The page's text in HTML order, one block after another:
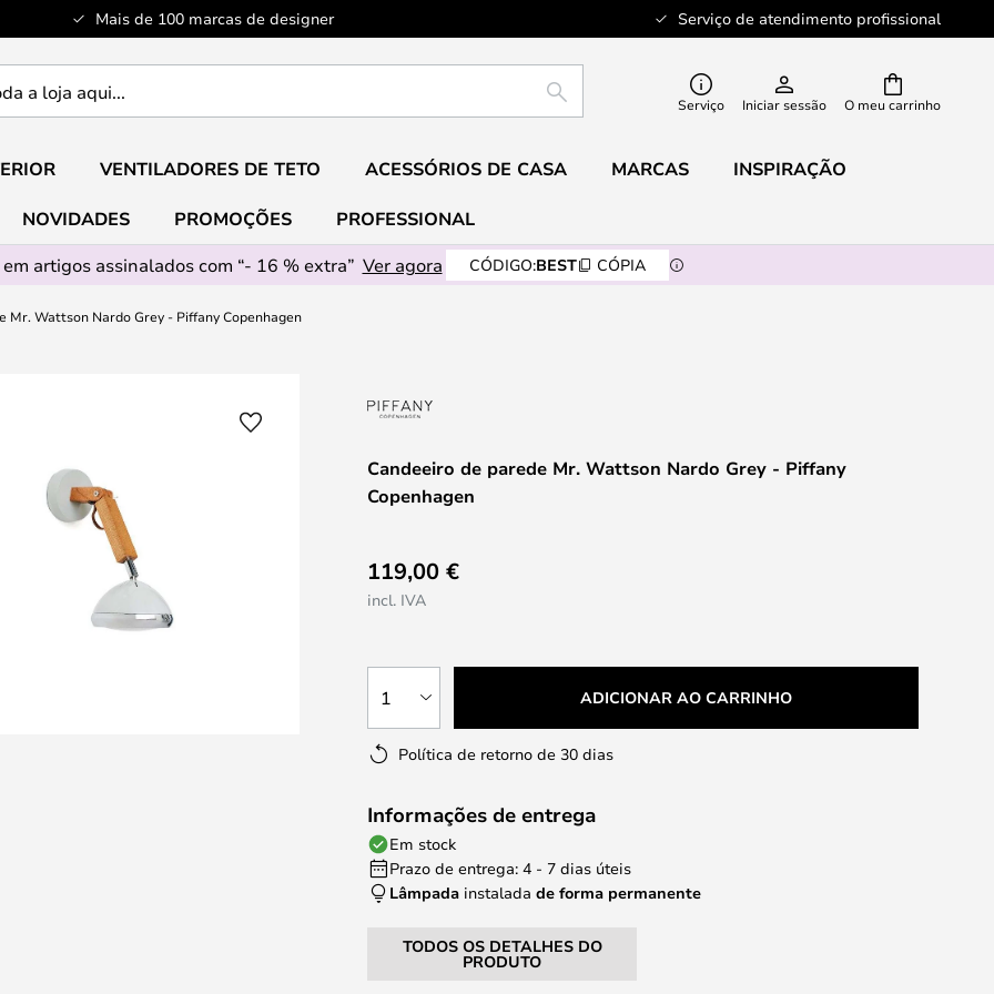
Mais de 100 marcas de designer Serviço de atendimento profissional
O meu carrinho
PESQUISAR Serviço Iniciar sessão
VENTILADORES DE TETO ACESSÓRIOS DE CASA MARCAS INSPIRAÇÃO
NOVIDADES PROMOÇÕES
PROFESSIONAL
artigos assinalados com “- 16 % extra” Ver agora CÓDIGO:BEST CÓPIA
Mr. Wattson Nardo Grey - Piffany Copenhagen
Candeeiro de parede Mr. Wattson Nardo Grey - Piffany
Copenhagen
119,00 €
incl. IVA
1 ADICIONAR AO CARRINHO
Política de retorno de 30 dias
Informações de entrega
Em stock
Prazo de entrega: 4 - 7 dias úteis
Lâmpada instaladade forma permanente
TODOS OS DETALHES DO
PRODUTO